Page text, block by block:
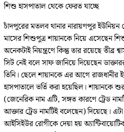
শিশু হাসপাতাল থেকে ফেরত যাচ্ছে
চাঁদপুরের মতলব থানার নারায়ণপুর ইউনিয়ন
মাসের শিশুপুত্র শায়ানকে নিয়ে এসেছেন
অনেকটাই নিয়ন্ত্রণে কিন্তু তার রয়েছে তীব্র
সিট নেই বলে সাফ জানিয়ে দিয়েছেন
তিনি। ছেলে শায়ানকে এর আগে
হাসপাতালে ভর্তি করা হয়েছিল। শায়ানকে
(জেনেরিক নাম এটি, সঙ্গত কারণে ট্রেড
আক্তার ট্রেড নামটিই বলেছেন) দিয়েছে।
আইসিইউর রোগীকে দেয়া হয়